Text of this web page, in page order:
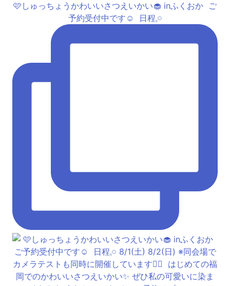
🩷しゅっちょうかわいいさつえいかい🧁 inふくおか ⁡ ご
予約受付中です☺️ ⁡ 日程𓈒𓏸︎︎︎︎